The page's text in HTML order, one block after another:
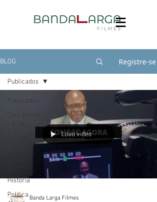
BLOG Registre-se
Publicados
História
Política
Publicados
Load video
Banda Larga Filmes